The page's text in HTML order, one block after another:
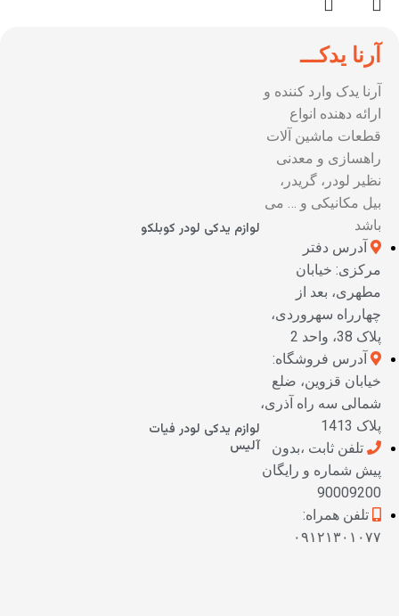
آرنا یدکـــ
آرنا یدک وارد کننده و
ارائه دهنده انواع
قطعات ماشین آلات
راهسازی و معدنی
نظیر لودر، گریدر،
بیل مکانیکی و … می
باشد
آدرس دفتر
مرکزی: خیابان
مطهری، بعد از
چهارراه سهروردی،
پلاک 38، واحد 2
آدرس فروشگاه:
خیابان قزوین، ضلع
شمالی سه راه آذری،
پلاک 1413
تلفن ثابت ،بدون
پیش شماره و رایگان
90009200
تلفن همراه:
۰۹۱۲۱۳۰۱۰۷۷
لوازم یدکی لودر کوبلکو
لوازم یدکی لودر فیات
آلیس